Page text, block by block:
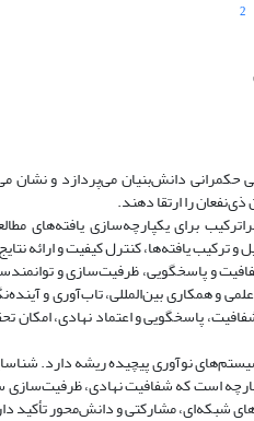
2
حکمرانی دانش‌بنیان می‌پردازد و
را ارتقا دهند.
برای یکپارچه‌سازی یافته‌های
یافته‌ها، کنترل کیفیت و ارائه
و پاسخگویی، ظرفیت‌سازی و
همکاری بین‌المللی، تاب‌آوری و
پاسخگویی و اعتماد نهادی،
نوآوری پیچیده ریشه دارد.
است که شفافیت نهادی، ظرفیت‌سازی
شبکه‌ای، مشارکتی و دانش‌محور تأکید